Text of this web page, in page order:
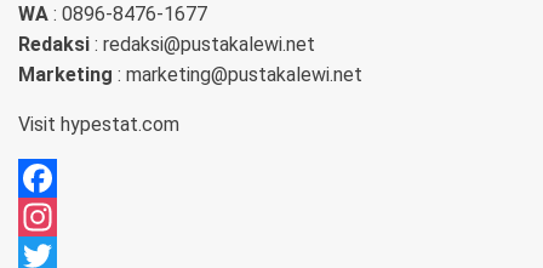
WA : 0896-8476-1677
Redaksi : redaksi@pustakalewi.net
Marketing : marketing@pustakalewi.net
Visit hypestat.com
Facebook
Instagram